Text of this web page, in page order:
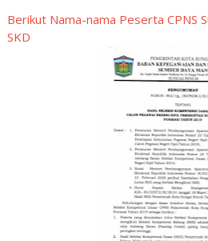
Berikut Nama-nama Peserta CPNS
SKD